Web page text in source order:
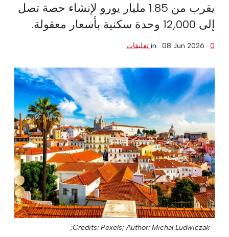
يقرب من 1.85 مليار يورو لإنشاء حصة تصل
إلى 12,000 وحدة سكنية بأسعار معقولة.
in · 08 Jun 2026 · 0 تعليقات
Credits: Pexels; Author: Michał Ludwiczak;